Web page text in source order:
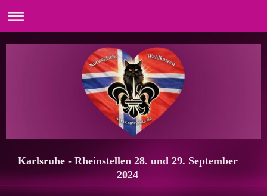
Karlsruhe - Rheinstellen 28. und 29. September
2024